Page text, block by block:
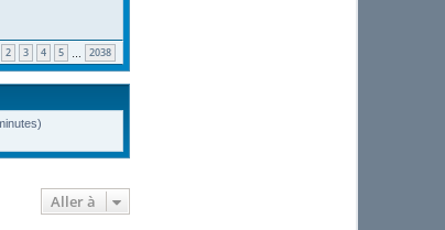
2 3 4 5 … 2038
Aller à